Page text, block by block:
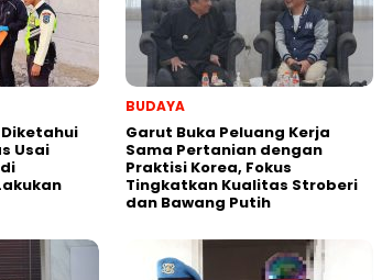
Usai
BUDAYA
Garut Buka Peluang Kerja
Sama Pertanian dengan
Praktisi Korea, Fokus
Tingkatkan Kualitas Stroberi
dan Bawang Putih